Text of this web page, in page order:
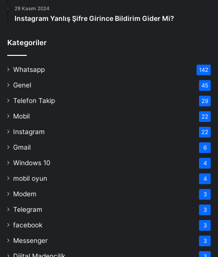
29 Kasım 2024
Instagram Yanlış Şifre Girince Bildirim Gider Mi?
Kategoriler
Whatsapp 142
Genel 45
Telefon Takip 29
Mobil 22
Instagram 22
Gmail 6
Windows 10 4
mobil oyun 4
Modem 3
Telegram 3
facebook 3
Messenger 3